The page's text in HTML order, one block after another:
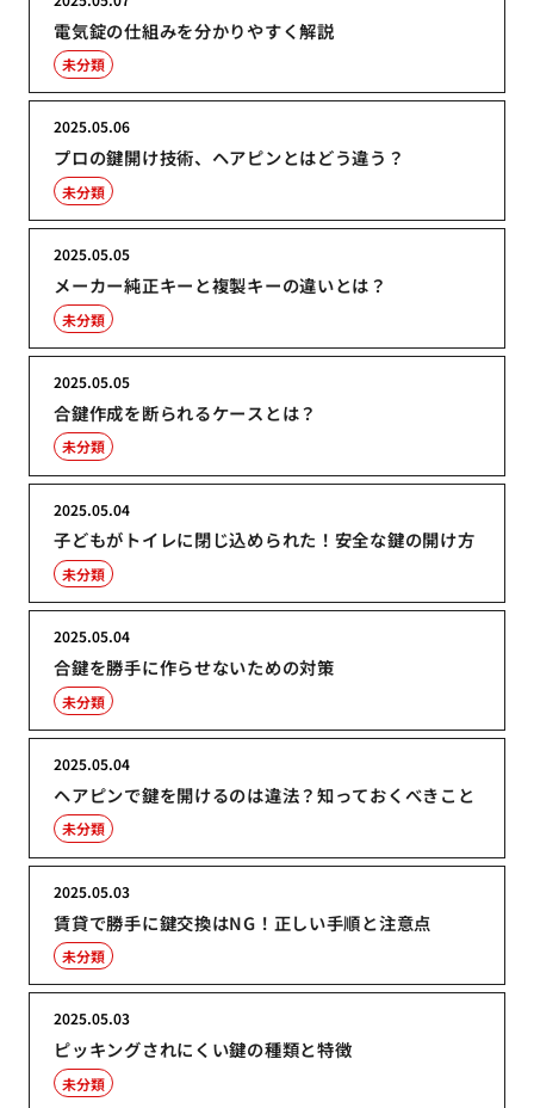
電気錠の仕組みを分かりやすく解説
未分類
プロの鍵開け技術、ヘアピンとはどう違う？
2025.05.06
未分類
メーカー純正キーと複製キーの違いとは？
2025.05.05
未分類
合鍵作成を断られるケースとは？
2025.05.05
未分類
子どもがトイレに閉じ込められた！安全な鍵の開け方
2025.05.04
未分類
合鍵を勝手に作らせないための対策
2025.05.04
未分類
ヘアピンで鍵を開けるのは違法？知っておくべきこと
2025.05.04
未分類
賃貸で勝手に鍵交換はNG！正しい手順と注意点
2025.05.03
未分類
ピッキングされにくい鍵の種類と特徴
2025.05.03
未分類